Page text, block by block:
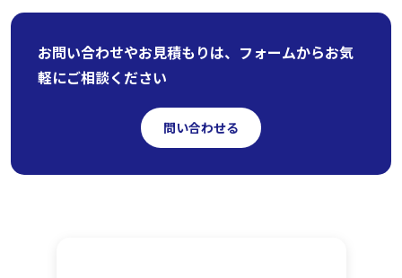
お問い合わせやお見積もりは、フォームからお気
軽にご相談ください
問い合わせる